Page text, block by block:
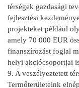
térségek gazdasági
fejlesztési
projekteket például
amely 70 000 EUR
finanszírozást foglal
helyi akciócsoportjai
9. A veszélyeztetett
Termőterületeink